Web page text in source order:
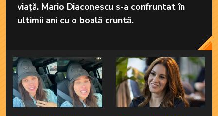
viață. Mario Diaconescu s-a confruntat în
ultimii ani cu o boală cruntă.